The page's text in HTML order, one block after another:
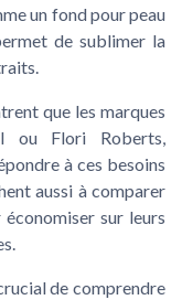
un fond pour peau
de sublimer la
que les marques
ou Flori Roberts,
à ces besoins
aussi à comparer
économiser sur leurs
de comprendre